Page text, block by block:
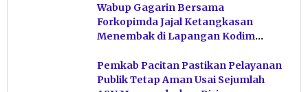
Wabup Gagarin Bersama
Forkopimda Jajal Ketangkasan
Menembak di Lapangan Kodim
Pemkab Pacitan Pastikan Pelayanan
Publik Tetap Aman Usai Sejumlah